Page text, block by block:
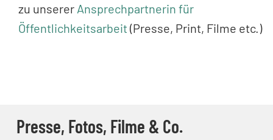
zu unserer Ansprechpartnerin für
Öffentlichkeitsarbeit(Presse, Print, Filme etc.)
Presse, Fotos, Filme & Co.